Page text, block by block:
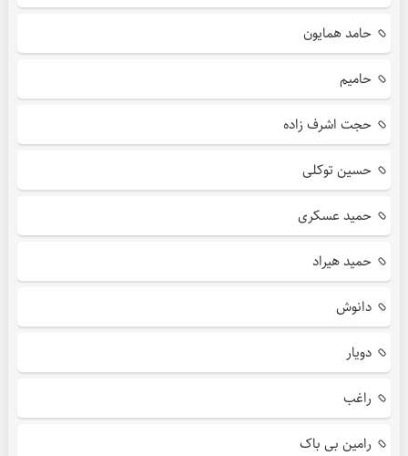
حامد همایون
حامیم
حجت اشرف زاده
حسین توکلی
حمید عسکری
حمید هیراد
دانوش
دویار
راغب
رامین بی باک